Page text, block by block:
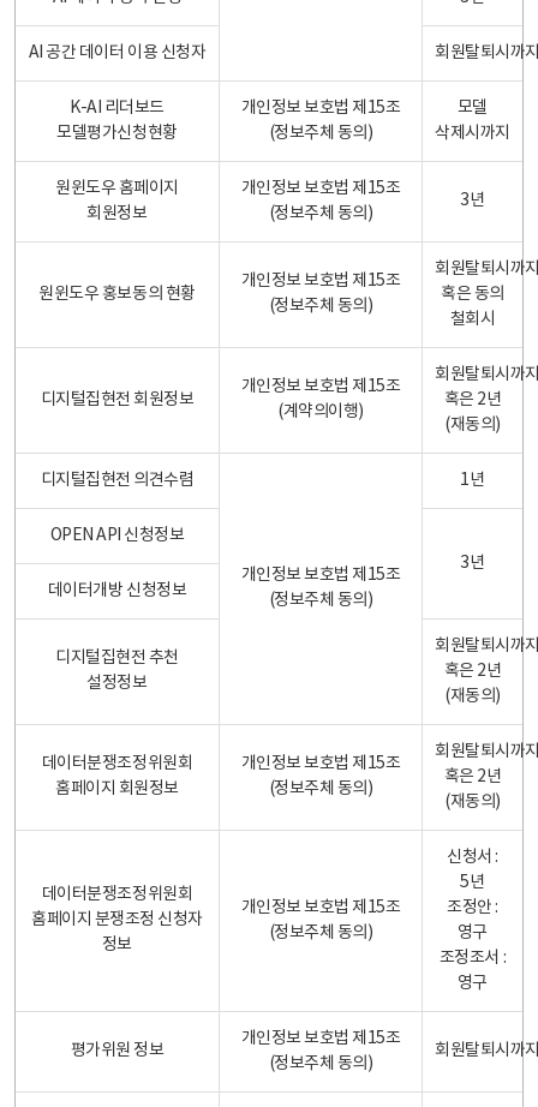
AI 공간 데이터 이용 신청자 회원탈퇴시까
K-AI 리더보드
모델평가신청현황
개인정보 보호법 제15조
(정보주체 동의)
모델
삭제시까지
원윈도우 홈페이지
회원정보
개인정보 보호법 제15조
(정보주체 동의)
3년
원윈도우 홍보동의 현황
개인정보 보호법 제15조
(정보주체 동의)
회원탈퇴시까
혹은 동의
철회시
디지털집현전 회원정보
개인정보 보호법 제15조
(계약의이행)
회원탈퇴시까
혹은 2년
(재동의)
디지털집현전 의견수렴
개인정보 보호법 제15조
(정보주체 동의)
1년
OPEN API 신청정보
3년
데이터개방 신청정보
디지털집현전 추천
설정정보
회원탈퇴시까
혹은 2년
(재동의)
데이터분쟁조정위원회
홈페이지 회원정보
개인정보 보호법 제15조
(정보주체 동의)
회원탈퇴시까
혹은 2년
(재동의)
데이터분쟁조정위원회
홈페이지 분쟁조정 신청자
정보
개인정보 보호법 제15조
(정보주체 동의)
신청서 :
5년
조정안 :
영구
조정조서 :
영구
평가위원 정보
개인정보 보호법 제15조
(정보주체 동의)
회원탈퇴시까